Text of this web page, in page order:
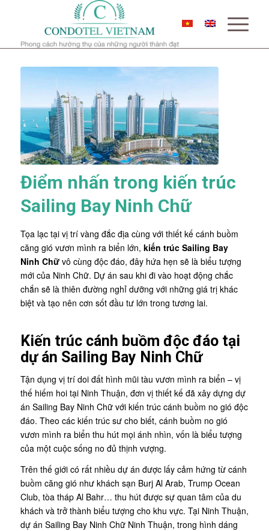
Điểm nhấn trong kiến trúc
Sailing Bay Ninh Chữ
Tọa lạc tại vị trí vàng đắc địa cùng với thiết kế cánh buồm
căng gió vươn mình ra biển lớn, kiến trúc Sailing Bay
Ninh Chữvô cùng độc đáo, đây hứa hẹn sẽ là biểu tượng
mới của Ninh Chữ. Dự án sau khi đi vào hoạt động chắc
chắn sẽ là thiên đường nghỉ dưỡng với những giá trị khác
biệt và tạo nên cơn sốt đầu tư lớn trong tương lai.
Kiến trúc cánh buồm độc đáo tại
dự án Sailing Bay Ninh Chữ
Tận dụng vị trí doi đất hình mũi tàu vươn mình ra biển – vị
thế hiếm hoi tại Ninh Thuận, đơn vị thiết kế đã xây dựng dự
án Sailing Bay Ninh Chữ với kiến trúc cánh buồm no gió độc
đáo. Theo các kiến trúc sư cho biết, cánh buồm no gió
vươn mình ra biển thu hút mọi ánh nhìn, vốn là biểu tượng
của một cuộc sống no đủ thịnh vượng.
Trên thế giới có rất nhiều dự án được lấy cảm hứng từ cánh
buồm căng gió như khách sạn Burj Al Arab, Trump Ocean
Club, tòa tháp Al Bahr… thu hút được sự quan tâm của du
khách và trở thành biểu tượng cho khu vực. Tại Ninh Thuận,
dự án Sailing Bay Ninh Chữ Ninh Thuận, trong hình dáng